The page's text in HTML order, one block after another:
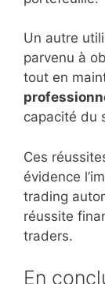
Un autre
parvenu à
tout en
capacité du
Ces
évidence
trading
réussite
traders.
En